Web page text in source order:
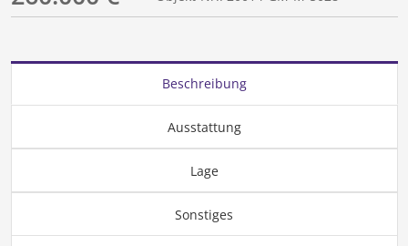
Beschreibung
Ausstattung
Lage
Sonstiges